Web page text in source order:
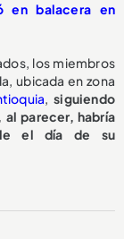
en balacera en
los miembros
ubicada en zona
, siguiendo
parecer, habría
el día de su